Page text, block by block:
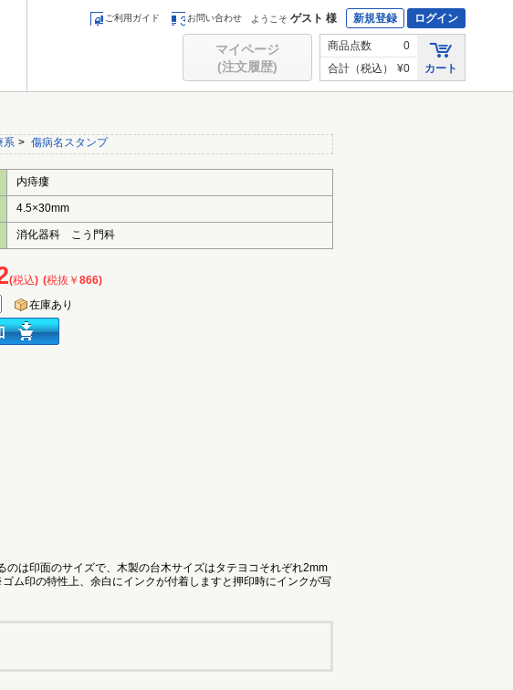
ご利用ガイド お問い合わせ ようこそ ゲスト 様 新規登録 ログイン
マイページ
(注文履歴)
商品点数
0
合計（税込）
¥0 カート
系 > 傷病名スタンプ
内痔瘻
4.5×30mm
消化器科 こう門科
(税込) (税抜￥866)
在庫あり
は印面のサイズで、木製の台木サイズはタテヨコそれぞれ2mm
ム印の特性上、余白にインクが付着しますと押印時にインクが写